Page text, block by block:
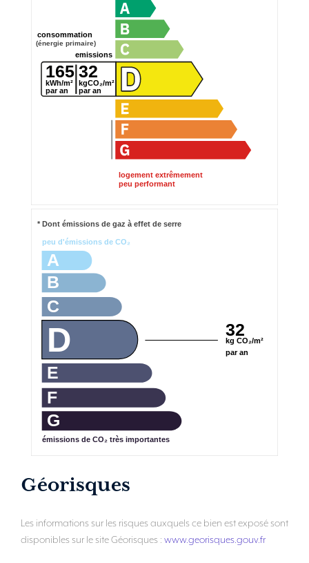
logement extrêmement
peu performant
165
kWh/m²
par an
consommation
(énergie primaire)
32
kgCO₂/m²
par an
emissions
32
kg CO₂/m²
par an
A
B
C
D
E
F
G
émissions de CO₂ très importantes
peu d'émissions de CO₂
* Dont émissions de gaz à effet de serre
Géorisques
Les informations sur les risques auxquels ce bien est exposé sont
disponibles sur le site Géorisques : www.georisques.gouv.fr